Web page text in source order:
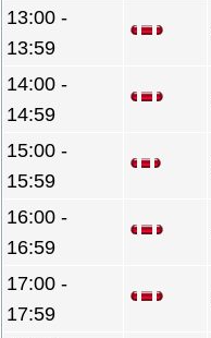
13:00 -
13:59
14:00 -
14:59
15:00 -
15:59
16:00 -
16:59
17:00 -
17:59